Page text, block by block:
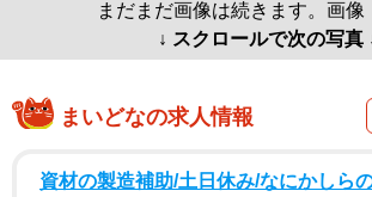
まだまだ画像は続きます。画像
↓ スクロールで次の写真
まいどなの求人情報
資材の製造補助/土日休み/なにかしら